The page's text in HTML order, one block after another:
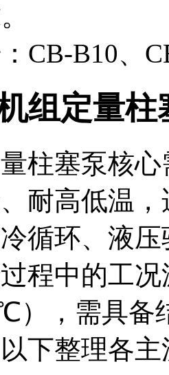
CB-B10、
组定量柱
柱塞泵核
耐高低温
循环、液
程中的工
），需具备
下整理各